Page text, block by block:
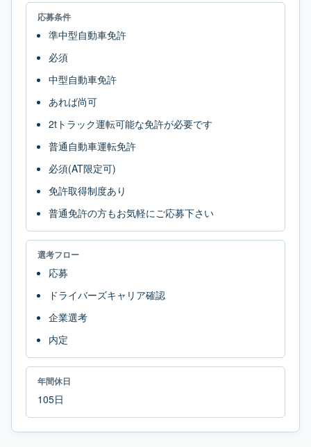
応募条件
準中型自動車免許
必須
中型自動車免許
あれば尚可
2tトラック運転可能な免許が必要です
普通自動車運転免許
必須(AT限定可)
免許取得制度あり
普通免許の方もお気軽にご応募下さい
選考フロー
応募
ドライバーズキャリア確認
企業選考
内定
年間休日
105日